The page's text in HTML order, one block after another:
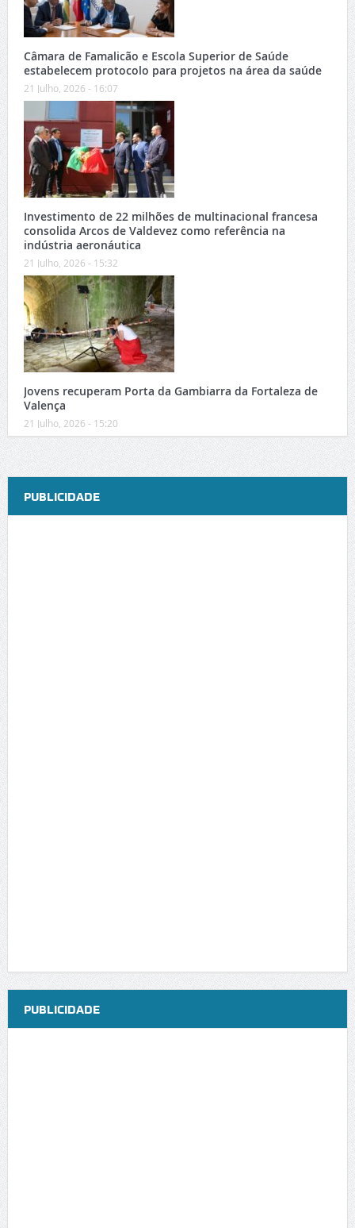
Câmara de Famalicão e Escola Superior de Saúde
estabelecem protocolo para projetos na área da saúde
21 Julho, 2026 - 16:07
Investimento de 22 milhões de multinacional francesa
consolida Arcos de Valdevez como referência na
indústria aeronáutica
21 Julho, 2026 - 15:32
Jovens recuperam Porta da Gambiarra da Fortaleza de
Valença
21 Julho, 2026 - 15:20
PUBLICIDADE
PUBLICIDADE